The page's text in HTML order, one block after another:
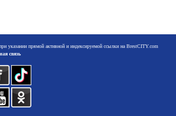
указании прямой активной и индексируемой ссылки на BrestCITY.com
связь